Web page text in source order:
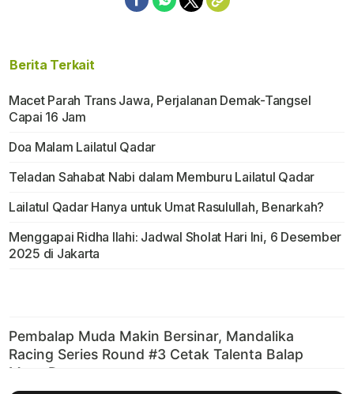
Berita Terkait
Macet Parah Trans Jawa, Perjalanan Demak-Tangsel
Capai 16 Jam
Doa Malam Lailatul Qadar
Teladan Sahabat Nabi dalam Memburu Lailatul Qadar
Lailatul Qadar Hanya untuk Umat Rasulullah, Benarkah?
Menggapai Ridha Ilahi: Jadwal Sholat Hari Ini, 6 Desember
2025 di Jakarta